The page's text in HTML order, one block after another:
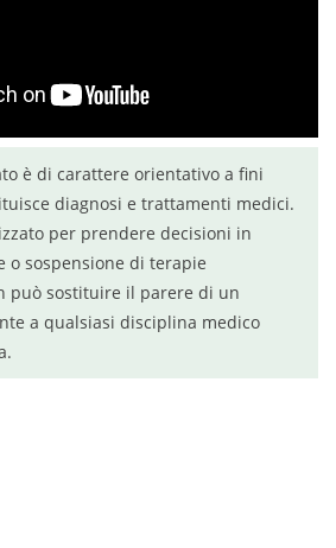
è di carattere orientativo a fini
diagnosi e trattamenti medici.
per prendere decisioni in
o sospensione di terapie
può sostituire il parere di un
a qualsiasi disciplina medico